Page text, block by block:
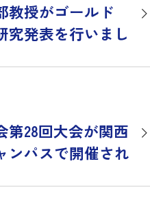
教授がゴールド
究発表を行いまし
第28回大会が関西
ンパスで開催され